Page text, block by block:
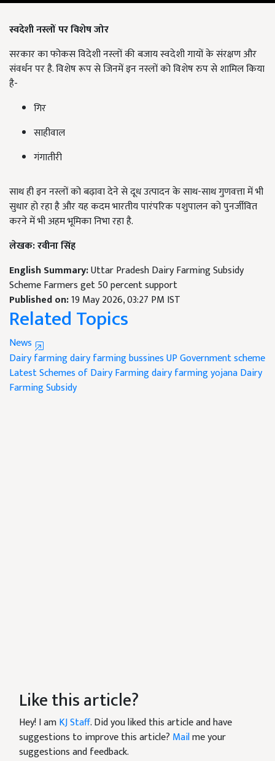
स्वदेशी नस्लों पर विशेष जोर
सरकार का फोकस विदेशी नस्लों की बजाय स्वदेशी गायों के संरक्षण और
संवर्धन पर है. विशेष रूप से जिनमें इन नस्लों को विशेष रुप से शामिल किया
है-
गिर
साहीवाल
गंगातीरी
साथ ही इन नस्लों को बढ़ावा देने से दूध उत्पादन के साथ-साथ गुणवत्ता में भी
सुधार हो रहा है और यह कदम भारतीय पारंपरिक पशुपालन को पुनर्जीवित
करने में भी अहम भूमिका निभा रहा है.
लेखक: रवीना सिंह
English Summary:Uttar Pradesh Dairy Farming Subsidy
Scheme Farmers get 50 percent support
Published on:19 May 2026, 03:27 PM IST
Related Topics
News
Dairy farmingdairy farming bussinesUP Government scheme
Latest Schemes of Dairy Farmingdairy farming yojanaDairy
Farming Subsidy
Like this article?
Hey! I amKJ Staff. Did you liked this article and have
suggestions to improve this article? Mailme your
suggestions and feedback.